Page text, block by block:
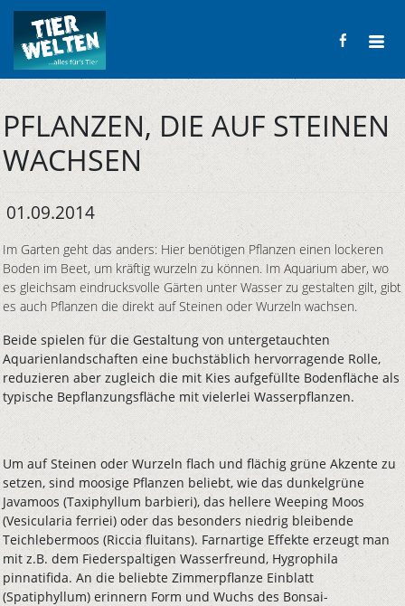
PFLANZEN, DIE AUF STEINEN
WACHSEN
01.09.2014
Im Garten geht das anders: Hier benötigen Pflanzen einen lockeren
Boden im Beet, um kräftig wurzeln zu können. Im Aquarium aber, wo
es gleichsam eindrucksvolle Gärten unter Wasser zu gestalten gilt, gibt
es auch Pflanzen die direkt auf Steinen oder Wurzeln wachsen.
Beide spielen für die Gestaltung von untergetauchten
Aquarienlandschaften eine buchstäblich hervorragende Rolle,
reduzieren aber zugleich die mit Kies aufgefüllte Bodenfläche als
typische Bepflanzungsfläche mit vielerlei Wasserpflanzen.
Um auf Steinen oder Wurzeln flach und flächig grüne Akzente zu
setzen, sind moosige Pflanzen beliebt, wie das dunkelgrüne
Javamoos (Taxiphyllum barbieri), das hellere Weeping Moos
(Vesicularia ferriei) oder das besonders niedrig bleibende
Teichlebermoos (Riccia fluitans). Farnartige Effekte erzeugt man
mit z.B. dem Fiederspaltigen Wasserfreund, Hygrophila
pinnatifida. An die beliebte Zimmerpflanze Einblatt
(Spatiphyllum) erinnern Form und Wuchs des Bonsai-